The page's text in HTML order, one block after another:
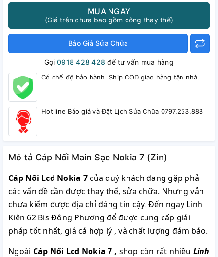
MUA NGAY
(Giá trên chưa bao gồm công thay thế)
Báo Giá Sửa Chữa
Gọi0918 428 428 để tư vấn mua hàng
Có chế độ bảo hành. Ship COD giao hàng tận nhà.
Hotlline Báo giá và Đặt Lịch Sửa Chữa 0797.253.888
Mô tả Cáp Nối Main Sạc Nokia 7 (Zin)
Cáp Nối Lcd Nokia 7của quý khách đang gặp phải
các vấn đề cần được thay thế, sửa chữa. Nhưng vẫn
chưa kiếm được địa chỉ đáng tin cậy. Đến ngay Linh
Kiện 62 Bis Đông Phương để được cung cấp giải
pháp tốt nhất, giá cả hợp lý , và chất lượng đảm bảo.
Ngoài Cáp Nối Lcd Nokia 7 , shop còn rất nhiều Linh